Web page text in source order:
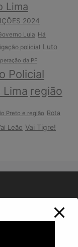
Lima
2024
Lula Há
policial Luto
da PF
Policial
Lima região
Preto e região Rota
Leão Vai Tigre!